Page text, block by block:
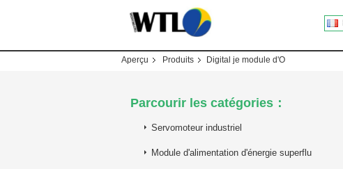
Aperçu Produits Digital je module d'O
Parcourir les catégories：
Servomoteur industriel
Module d'alimentation d'énergie superflu